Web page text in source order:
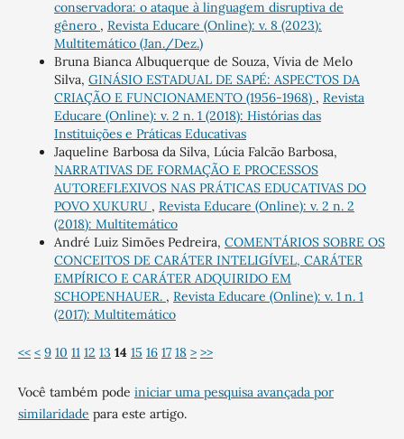
conservadora: o ataque à linguagem disruptiva de
gênero , Revista Educare (Online): v. 8 (2023):
Multitemático (Jan./Dez.)
Bruna Bianca Albuquerque de Souza, Vívia de Melo
Silva, GINÁSIO ESTADUAL DE SAPÉ: ASPECTOS DA
CRIAÇÃO E FUNCIONAMENTO (1956-1968) , Revista
Educare (Online): v. 2 n. 1 (2018): Histórias das
Instituições e Práticas Educativas
Jaqueline Barbosa da Silva, Lúcia Falcão Barbosa,
NARRATIVAS DE FORMAÇÃO E PROCESSOS
AUTOREFLEXIVOS NAS PRÁTICAS EDUCATIVAS DO
POVO XUKURU , Revista Educare (Online): v. 2 n. 2
(2018): Multitemático
André Luiz Simões Pedreira, COMENTÁRIOS SOBRE OS
CONCEITOS DE CARÁTER INTELIGÍVEL, CARÁTER
EMPÍRICO E CARÁTER ADQUIRIDO EM
SCHOPENHAUER. , Revista Educare (Online): v. 1 n. 1
(2017): Multitemático
<< < 9 10 11 12 13 14 15 16 17 18 > >>
Você também pode iniciar uma pesquisa avançada por
similaridade para este artigo.